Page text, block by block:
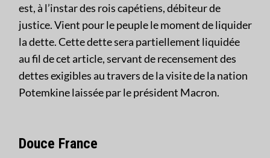
est, à l’instar des rois capétiens, débiteur de
justice. Vient pour le peuple le moment de liquider
la dette. Cette dette sera partiellement liquidée
au fil de cet article, servant de recensement des
dettes exigibles au travers de la visite de la nation
Potemkine laissée par le président Macron.
Douce France